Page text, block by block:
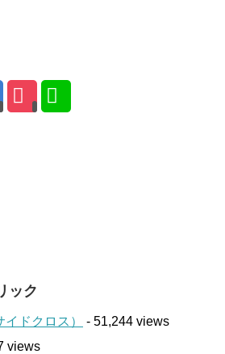
ック
ドクロス）
- 51,244 views
views